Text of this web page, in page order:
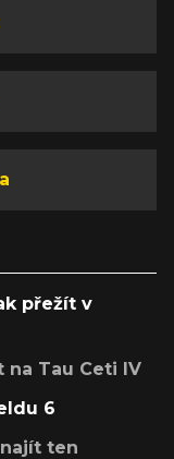
přežít v
na Tau Ceti IV
6
ten